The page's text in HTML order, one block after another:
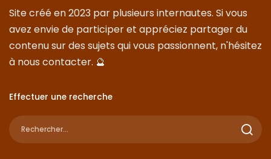
Site créé en 2023 par plusieurs internautes. Si vous
avez envie de participer et appréciez partager du
contenu sur des sujets qui vous passionnent, n'hésitez
à nouscontacter. 🔮
Effectuer une recherche